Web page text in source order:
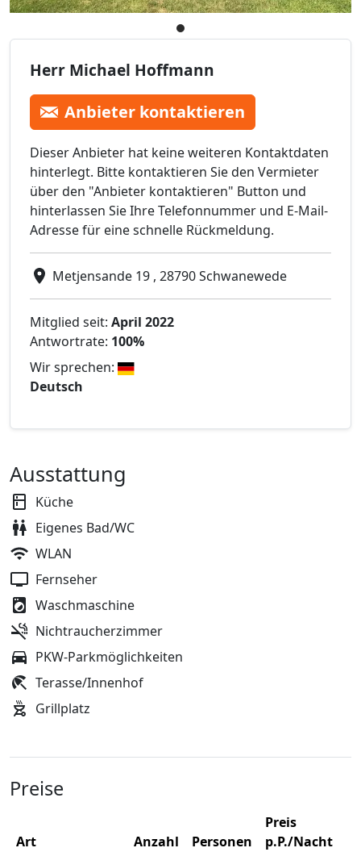
Herr Michael Hoffmann
Anbieter kontaktieren
Dieser Anbieter hat keine weiteren Kontaktdaten
hinterlegt. Bitte kontaktieren Sie den Vermieter
über den "Anbieter kontaktieren" Button und
hinterlassen Sie Ihre Telefonnummer und E-Mail-
Adresse für eine schnelle Rückmeldung.
Metjensande 19 , 28790 Schwanewede
Mitglied seit: April 2022
Antwortrate: 100%
Wir sprechen:
Deutsch
Ausstattung
Küche
Eigenes Bad/WC
WLAN
Fernseher
Waschmaschine
Nichtraucherzimmer
PKW-Parkmöglichkeiten
Terasse/Innenhof
Grillplatz
Preise
Art Anzahl Personen
Preis
p.P./Nacht